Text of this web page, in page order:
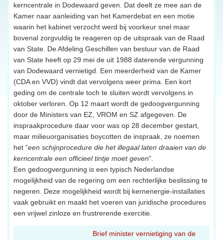
kerncentrale in Dodewaard geven. Dat deelt ze mee aan de
Kamer naar aanleiding van het Kamerdebat en een motie
waarin het kabinet verzocht werd bij voorkeur snel maar
bovenal zorgvuldig te reageren op de uitspraak van de Raad
van State. De Afdeling Geschillen van bestuur van de Raad
van State heeft op 29 mei de uit 1988 daterende vergunning
van Dodewaard vernietigd. Een meerderheid van de Kamer
(CDA en VVD) vindt dat vervolgens weer prima. Een kort
geding om de centrale toch te sluiten wordt vervolgens in
oktober verloren. Op 12 maart wordt de gedoogvergunning
door de Ministers van EZ, VROM en SZ afgegeven. De
inspraakprocedure daar voor was op 28 december gestart,
maar milieuorganisaties boycotten de inspraak, ze noemen
het “een schijnprocedure die het illegaal laten draaien van de
kerncentrale een officieel tintje moet geven”.
Een gedoogvergunning is een typisch Nederlandse
mogelijkheid van de regering om een rechterlijke beslissing te
negeren. Deze mogelijkheid wordt bij kernenergie-installaties
vaak gebruikt en maakt het voeren van juridische procedures
een vrijwel zinloze en frustrerende exercitie.
Brief minister vernietiging van de